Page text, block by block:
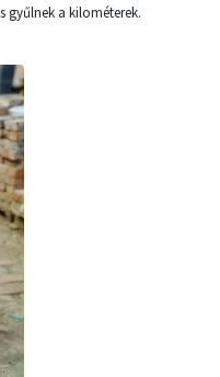
gyűlnek a kilométerek.